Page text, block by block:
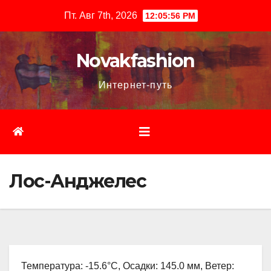
содержимому
Пт. Авг 7th, 2026 12:05:57 PM
Novakfashion
Интернет-путь
Лос-Анджелес
Температура: -15.6°C, Осадки: 145.0 мм, Ветер: